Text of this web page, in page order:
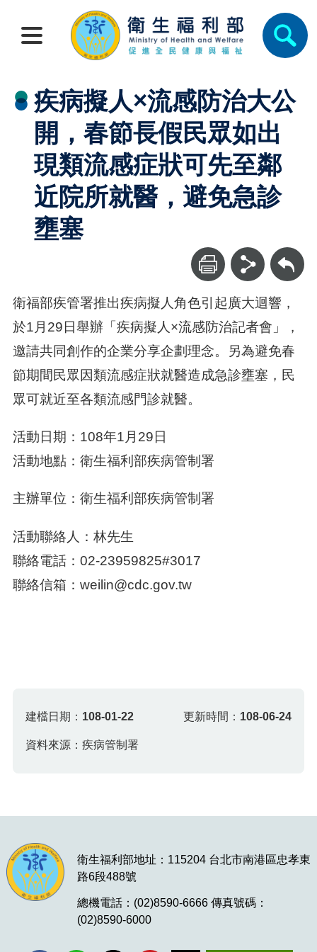
疾病擬人×流感防治大公
開，春節長假民眾如出
現類流感症狀可先至鄰
近院所就醫，避免急診
壅塞
回上一頁
衛福部疾管署推出疾病擬人角色引起廣大迴響，
於1月29日舉辦「疾病擬人×流感防治記者會」，
邀請共同創作的企業分享企劃理念。另為避免春
節期間民眾因類流感症狀就醫造成急診壅塞，民
眾可就近至各類流感門診就醫。
活動日期：108年1月29日
活動地點：衛生福利部疾病管制署
主辦單位：衛生福利部疾病管制署
活動聯絡人：林先生
聯絡電話：02-23959825#3017
聯絡信箱：weilin@cdc.gov.tw
建檔日期： 108-01-22 更新時間： 108-06-24
資料來源：疾病管制署
衛生福利部地址：115204 台北市南港區忠孝東
路6段488號
總機電話：(02)8590-6666 傳真號碼：
(02)8590-6000